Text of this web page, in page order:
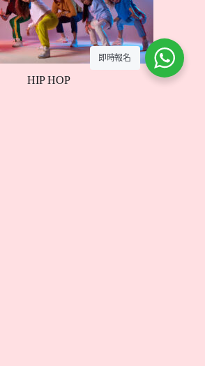
HIP HOP
即時報名